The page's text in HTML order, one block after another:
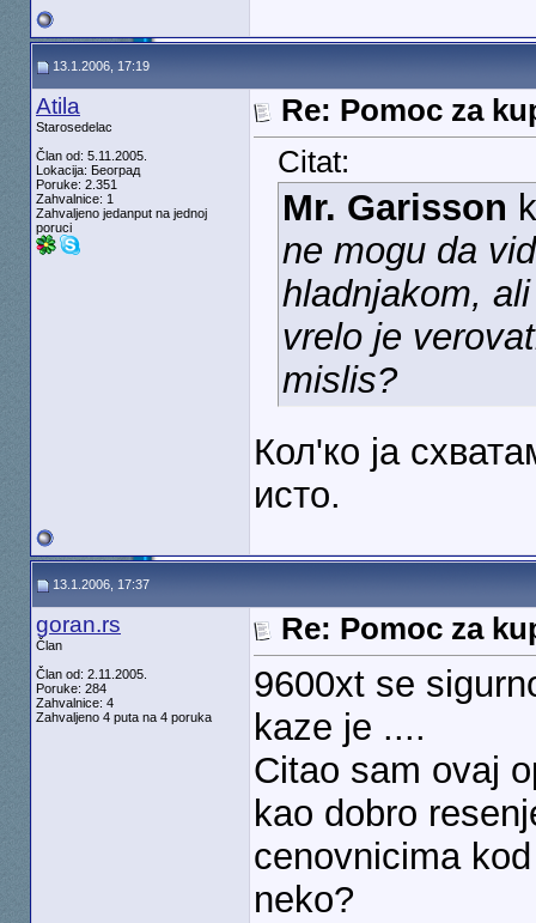
13.1.2006, 17:19
Atila
Starosedelac
Član od: 5.11.2005.
Lokacija: Београд
Poruke: 2.351
Zahvalnice: 1
Zahvaljeno jedanput na jednoj
poruci
Re: Pomoc za
Citat:
Mr. Garisson
ne mogu da
hladnjakom,
vrelo je
mislis?
Кол'ко ја
исто.
13.1.2006, 17:37
goran.rs
Član
Član od: 2.11.2005.
Poruke: 284
Zahvalnice: 4
Zahvaljeno 4 puta na 4 poruka
Re: Pomoc za
9600xt se
kaze je ....
Citao sam ovaj
kao dobro
cenovnicima
neko?